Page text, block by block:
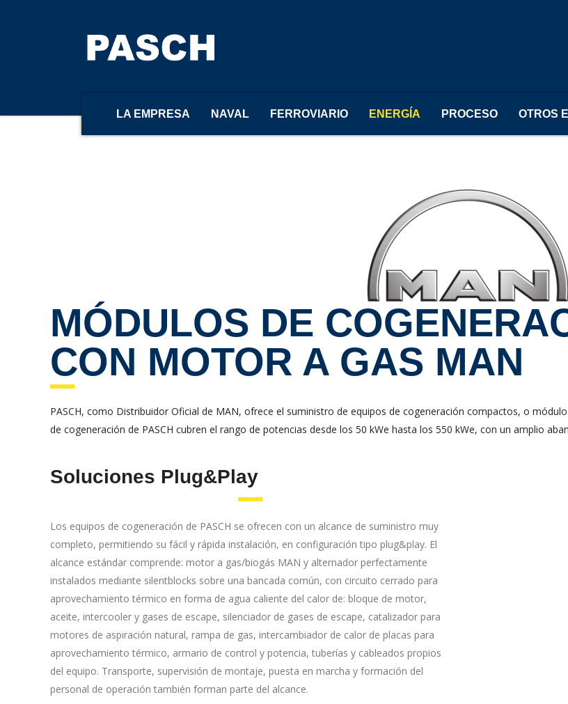
LA EMPRESA NAVAL FERROVIARIO ENERGÍA PROCESO OTROS
Home MÓDULOS DE GAS
MÓDULOS DE
CON MOTOR A GAS MAN
PASCH, como Distribuidor Oficial de MAN, ofrece el suministro de equipos de cogeneración compactos, o
de cogeneración de PASCH cubren el rango de potencias desde los 50 kWe hasta los 550 kWe, con un amplio
Soluciones Plug&Play
Los equipos de cogeneración de PASCH se ofrecen con un alcance de suministro muy
completo, permitiendo su fácil y rápida instalación, en configuración tipo plug&play. El
alcance estándar comprende: motor a gas/biogás MAN y alternador perfectamente
instalados mediante silentblocks sobre una bancada común, con circuito cerrado para
aprovechamiento térmico en forma de agua caliente del calor de: bloque de motor,
aceite, intercooler y gases de escape, silenciador de gases de escape, catalizador para
motores de aspiración natural, rampa de gas, intercambiador de calor de placas para
aprovechamiento térmico, armario de control y potencia, tuberías y cableados propios
del equipo. Transporte, supervisión de montaje, puesta en marcha y formación del
personal de operación también forman parte del alcance.